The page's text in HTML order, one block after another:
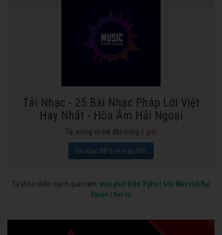
Tải Nhạc - 25 Bài Nhạc Pháp Lời Việt
Hay Nhất - Hòa Âm Hải Ngoại
Tải xuống sẽ bắt đầu trong 0 giây
Tải nhạc MP3 về máy tính.
Từ khóa nhiều người quan tâm: máy phát điện 3 pha
Sửa Máy Hút Bụi
Dyson
tivi cũ